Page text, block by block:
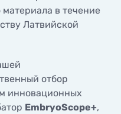
материала в течение
Латвийской
отбор
инновационных
EmbryoScope+,